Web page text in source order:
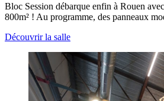
Bloc Session débarque enfin à Rouen
800m² ! Au programme, des panneaux
Découvrir la salle